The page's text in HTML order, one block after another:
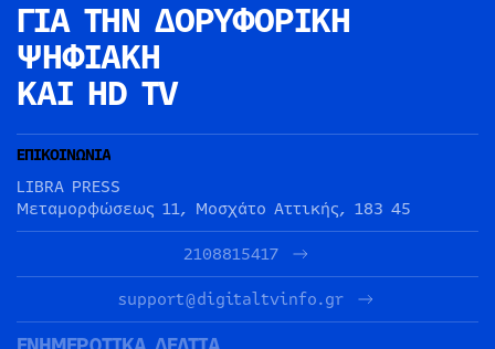
ΓΙΑ ΤΗΝ ΔΟΡΥΦΟΡΙΚΗ
ΨΗΦΙΑΚΗ
ΚΑΙ HD TV
ΕΠΙΚΟΙΝΩΝΙΑ
LIBRA PRESS
Μεταμορφώσεως 11, Μοσχάτο Αττικής, 183 45
2108815417
support@digitaltvinfo.gr